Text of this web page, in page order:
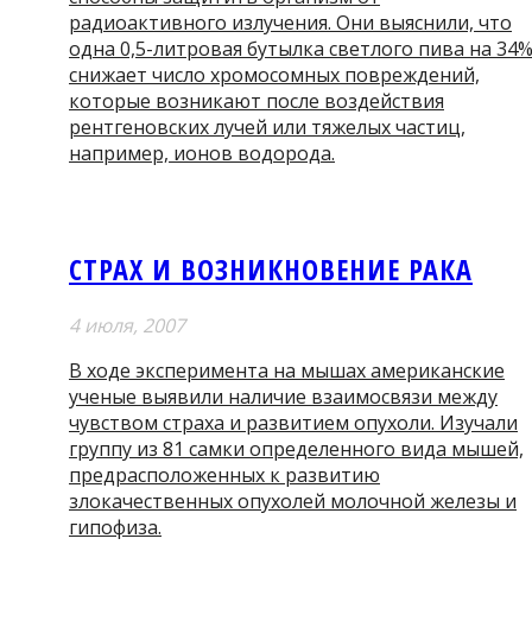
радиоактивного излучения. Они выяснили, что
одна 0,5-литровая бутылка светлого пива на 34%
снижает число хромосомных повреждений,
которые возникают после воздействия
рентгеновских лучей или тяжелых частиц,
например, ионов водорода.
СТРАХ И ВОЗНИКНОВЕНИЕ РАКА
4 июля, 2007
В ходе эксперимента на мышах американские
ученые выявили наличие взаимосвязи между
чувством страха и развитием опухоли. Изучали
группу из 81 самки определенного вида мышей,
предрасположенных к развитию
злокачественных опухолей молочной железы и
гипофиза.